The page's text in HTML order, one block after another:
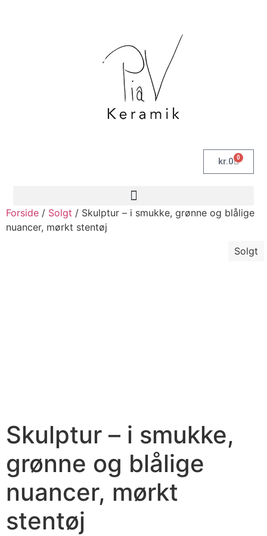
kr.0 0
Forside / Solgt / Skulptur – i smukke, grønne og blålige
nuancer, mørkt stentøj
Solgt
Skulptur – i smukke,
grønne og blålige
nuancer, mørkt
stentøj